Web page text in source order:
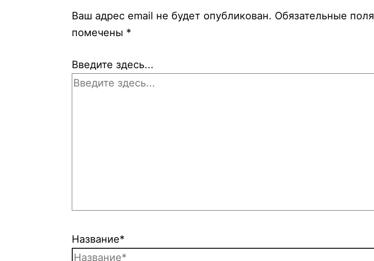
Ваш адрес email не будет опубликован. Обязательные поля
помечены *
Введите здесь...
Название*